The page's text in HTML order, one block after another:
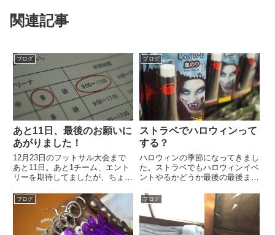
関連記事
ブログ
あと11日、最後のお願いに
あがりました！
12月23日のフットサル大会まで
あと11日。あと1チーム、エント
リーを期待してましたが、ちょっ
程も日程ですからね。いろいろ細
かいところも決めていかないとあ
きませんもんね。頑張りどころで
す。ここ数日でいろいろ締め...
ブログ
ストラベでハロウィンって
する？
ハロウィンの季節になってきまし
た。ストラベでもハロウィンイベ
ントやるかどうか最後の最後まで
てやつです。「お菓子をくれなき
ゃ、いたずらするぞ！」のやつ
ね。「フレンドファンディング協
力してくれなきゃ...
ブログ ブログ